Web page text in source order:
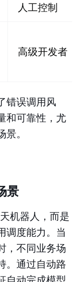
人工控制
高级开发者
错误调用风
和可靠性，尤
。
景
机器人，而是
调度能力。当
，不同业务场
。通过自动路